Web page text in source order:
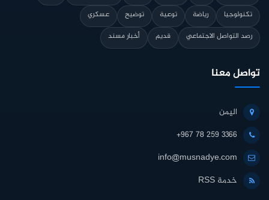
تكنولوجيا
رياضة توعية توضيح
عسكري
رصد التواصل الاجتماعي
قديم أخبار مسند
تواصل معنا
اليمن
+967 78 259 3366
info@musnadye.com
خدمة RSS